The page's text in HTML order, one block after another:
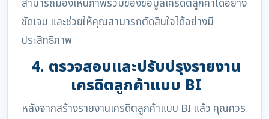
สามารถมองเห็นภาพรวมของข้อมูลเครดิตลูกค้าได้อย่าง
ชัดเจน และช่วยให้คุณสามารถตัดสินใจได้อย่างมี
ประสิทธิภาพ
4. ตรวจสอบและปรับปรุงรายงาน
เครดิตลูกค้าแบบ BI
หลังจากสร้างรายงานเครดิตลูกค้าแบบ BI แล้ว คุณควร